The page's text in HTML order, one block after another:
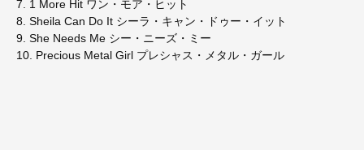
7. 1 More Hit ワン・モア・ヒット
8. Sheila Can Do It シーラ・キャン・ドゥー・イット
9. She Needs Me シー・ニーズ・ミー
10. Precious Metal Girl プレシャス・メタル・ガール